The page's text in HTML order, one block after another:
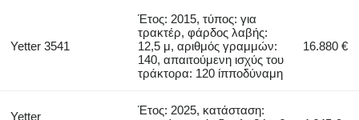
Yetter 3541
Έτος: 2015, τύπος: για
τρακτέρ, φάρδος λαβής:
12,5 μ, αριθμός γραμμών:
140, απαιτούμενη ισχύς του
τράκτορα: 120 ίπποδύναμη
16.880 €
Yetter
Έτος: 2025, κατάσταση: